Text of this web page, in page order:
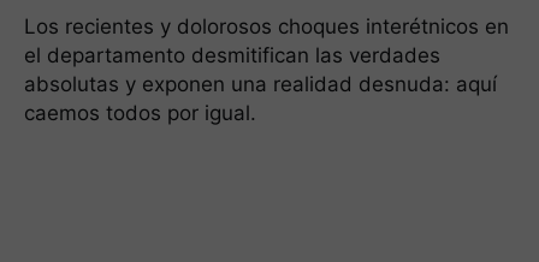
Los recientes y dolorosos choques interétnicos en
el departamento desmitifican las verdades
absolutas y exponen una realidad desnuda: aquí
caemos todos por igual.